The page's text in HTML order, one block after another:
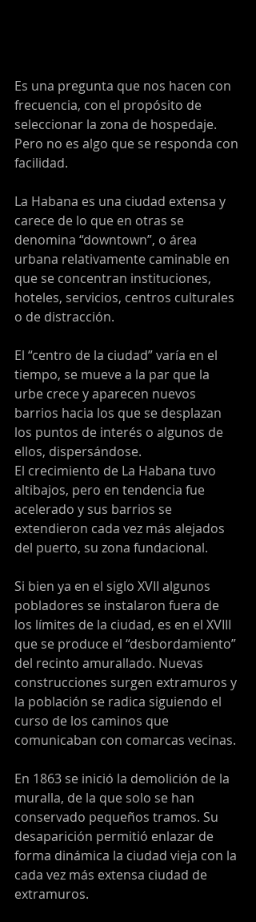
Es una pregunta que nos hacen con
frecuencia, con el propósito de
seleccionar la zona de hospedaje.
Pero no es algo que se responda con
facilidad.
La Habana es una ciudad extensa y
carece de lo que en otras se
denomina “downtown”, o área
urbana relativamente caminable en
que se concentran instituciones,
hoteles, servicios, centros culturales
o de distracción.
El “centro de la ciudad” varía en el
tiempo, se mueve a la par que la
urbe crece y aparecen nuevos
barrios hacia los que se desplazan
los puntos de interés o algunos de
ellos, dispersándose.
El crecimiento de La Habana tuvo
altibajos, pero en tendencia fue
acelerado y sus barrios se
extendieron cada vez más alejados
del puerto, su zona fundacional.
Si bien ya en el siglo XVII algunos
pobladores se instalaron fuera de
los límites de la ciudad, es en el XVIII
que se produce el “desbordamiento”
del recinto amurallado. Nuevas
construcciones surgen extramuros y
la población se radica siguiendo el
curso de los caminos que
comunicaban con comarcas vecinas.
En 1863 se inició la demolición de la
muralla, de la que solo se han
conservado pequeños tramos. Su
desaparición permitió enlazar de
forma dinámica la ciudad vieja con la
cada vez más extensa ciudad de
extramuros.